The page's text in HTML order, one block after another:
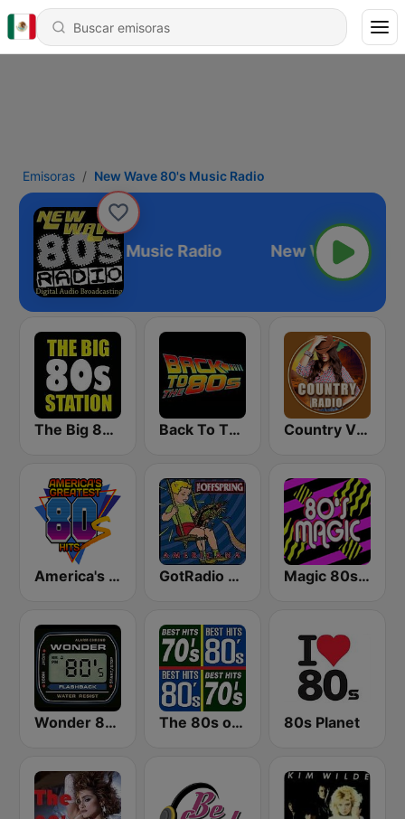
Emisoras New Wave 80's Music Radio
Wave 80's Music Radio
The Big 80s Station Back To The 80's Radio Country Vibes
America's Greatest 80s Hits GotRadio - 90's Alternative Magic 80s Florida
Wonder 80's The 80s on the 80s 80s Planet